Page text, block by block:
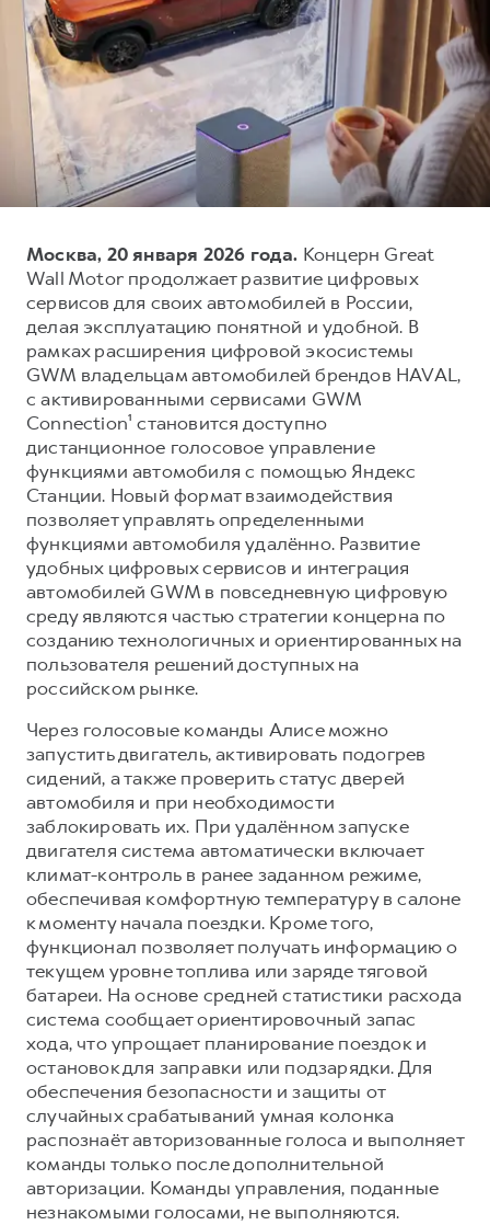
H7
от 3 799 000 ₽ от 4 799 000 ₽
Тест-драйв
Трейд-ин
КРЕДИТ И СТРАХОВАНИЕ
Кредитный калькулятор
Страхование
Кредит
КОРПОРАТИВНЫМ КЛИЕНТАМ
Для малого бизнеса
Корпоративным клиентам
Крупным корпоративным клиентам
Система управления автопарком
Сервис для корпоративных клиентов
HAVAL Лизинг
АКСЕССУАРЫ HAVAL
Автомобильные аксессуары
Коллекция PRO
Коллекция Базовая
Коллекция Детская
СЕРВИСНОЕ ОБСЛУЖИВАНИЕ
Нулевое ТО
Программа «Помощь на дороге»
Регламенты технического обслуживания
Электронный ПТС
GWM Безопасность
Гарантия HAVAL
Мобильное приложение GWM
Программа «HAVAL Защита+»
Руководства по эксплуатации
Подписки
АКСЕССУАРЫ HAVAL
Автомобильные аксессуары
Коллекция PRO
Коллекция Базовая
Коллекция Детская
О дилере
Наша команда
Контакты
Москва, 20 января 2026 года. Концерн Great
Wall Motor продолжает развитие цифровых
сервисов для своих автомобилей в России,
делая эксплуатацию понятной и удобной. В
рамках расширения цифровой экосистемы
GWM владельцам автомобилей брендов HAVAL,
с активированными сервисами GWM
Connection¹ становится доступно
дистанционное голосовое управление
функциями автомобиля с помощью Яндекс
Станции. Новый формат взаимодействия
позволяет управлять определенными
функциями автомобиля удалённо. Развитие
удобных цифровых сервисов и интеграция
автомобилей GWM в повседневную цифровую
среду являются частью стратегии концерна по
созданию технологичных и ориентированных на
пользователя решений доступных на
российском рынке.
Через голосовые команды Алисе можно
запустить двигатель, активировать подогрев
сидений, а также проверить статус дверей
автомобиля и при необходимости
заблокировать их. При удалённом запуске
двигателя система автоматически включает
климат-контроль в ранее заданном режиме,
обеспечивая комфортную температуру в салоне
к моменту начала поездки. Кроме того,
функционал позволяет получать информацию о
текущем уровне топлива или заряде тяговой
батареи. На основе средней статистики расхода
система сообщает ориентировочный запас
хода, что упрощает планирование поездок и
остановок для заправки или подзарядки. Для
обеспечения безопасности и защиты от
случайных срабатываний умная колонка
распознаёт авторизованные голоса и выполняет
команды только после дополнительной
авторизации. Команды управления, поданные
незнакомыми голосами, не выполняются.